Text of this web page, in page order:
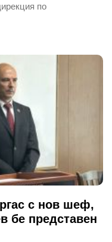
по
с нов шеф,
бе представен